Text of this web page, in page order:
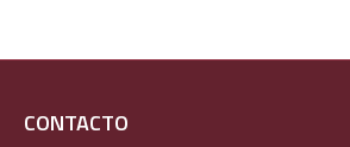
CONTACTO